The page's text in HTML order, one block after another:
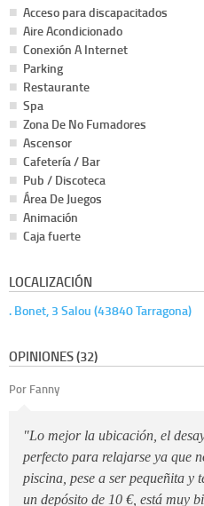
Acceso para discapacitados
Aire Acondicionado
Conexión A Internet
Parking
Restaurante
Spa
Zona De No Fumadores
Ascensor
Cafetería / Bar
Pub / Discoteca
Área De Juegos
Animación
Caja fuerte
LOCALIZACIÓN
. Bonet, 3 Salou (43840 Tarragona)
OPINIONES (32)
Por Fanny
"Lo mejor la ubicación, el
perfecto para relajarse ya que
piscina, pese a ser pequeñita y
un depósito de 10 €, está muy